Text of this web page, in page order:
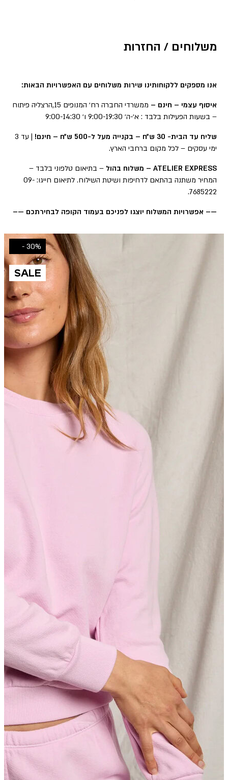
משלוחים / החזרות
אנו מספקים ללקוחותינו שירות משלוחים עם האפשרויות הבאות:
איסוף עצמי – חינם –
ממשרדי החברה רח׳ המנופים 15,הרצליה פיתוח
– בשעות הפעילות בלבד : א׳-ה׳ 9:00-19:30 ו׳ 9:00-14:30
שליח עד הבית- 30 ש״ח – בקנייה מעל ל-500 ש״ח – חינם!
| עד 3
ימי עסקים – לכל מקום ברחבי הארץ.
ATELIER EXPRESS – משלוח בהול
– בתיאום טלפוני בלבד –
המחיר משתנה בהתאם לדחיפות ושיטת השילוח. לתיאום חייגו: 09-
7685222.
—– אפשרויות המשלוח יוצגו לפניכם בעמוד הקופה לבחירתכם —–
30% -
SALE